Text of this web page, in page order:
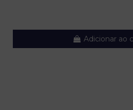
Adicionar ao